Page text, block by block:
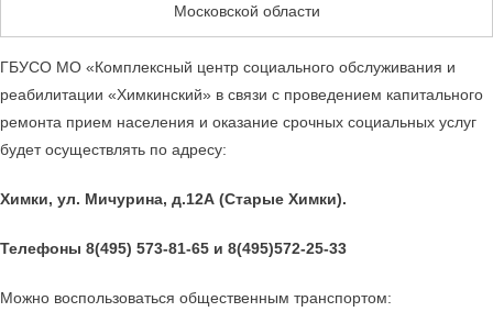
Московской области
ГБУСО МО «Комплексный центр социального обслуживания и
реабилитации «Химкинский» в связи с проведением капитального
ремонта прием населения и оказание срочных социальных услуг
будет осуществлять по адресу:
Химки, ул. Мичурина, д.12А (Старые Химки).
Телефоны 8(495) 573-81-65 и 8(495)572-25-33
Можно воспользоваться общественным транспортом: